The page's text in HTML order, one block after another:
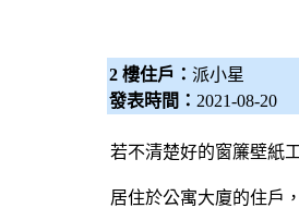
2 樓住戶： 派小星
發表時間： 2021-08-20
若不清楚好的窗簾壁紙
居住於公寓大廈的住戶